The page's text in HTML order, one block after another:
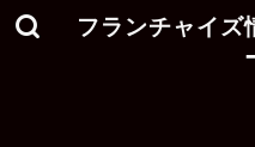
フランチャイズ